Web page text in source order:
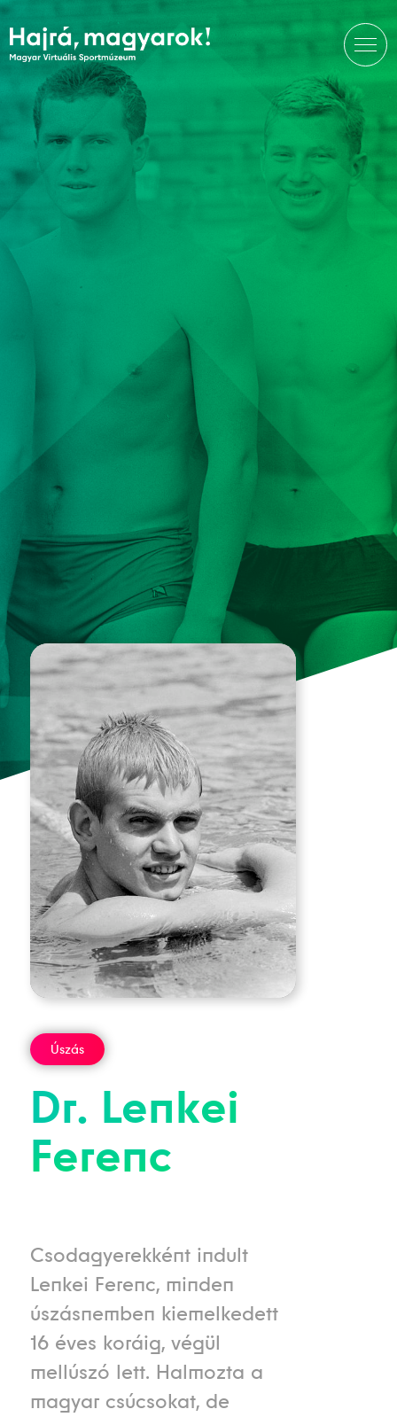
Úszás
Dr. Lenkei
Ferenc
Csodagyerekként indult
Lenkei Ferenc, minden
úszásnemben kiemelkedett
16 éves koráig, végül
mellúszó lett. Halmozta a
magyar csúcsokat, de